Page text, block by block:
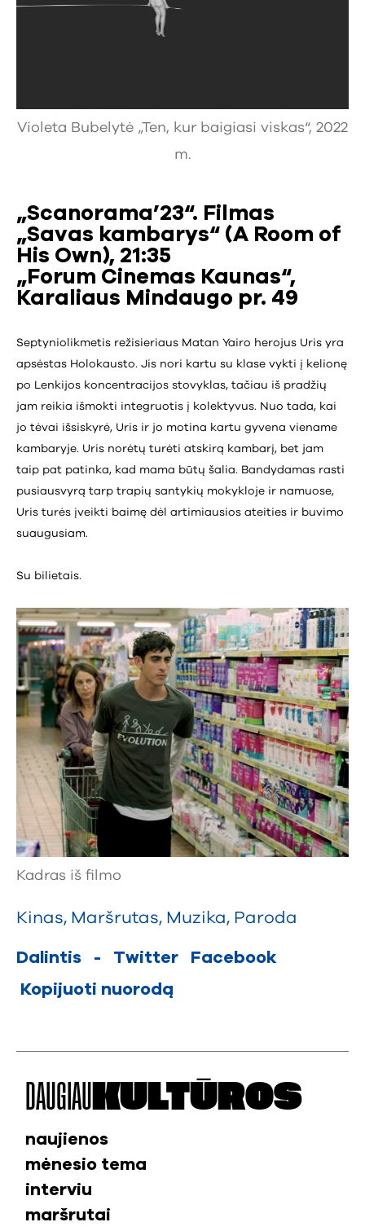
Violeta Bubelytė „Ten, kur baigiasi viskas“, 2022
m.
„Scanorama’23“. Filmas
„Savas kambarys“ (A Room of
His Own), 21:35
„Forum Cinemas Kaunas“,
Karaliaus Mindaugo pr. 49
Septyniolikmetis režisieriaus Matan Yairo herojus Uris yra
apsėstas Holokausto. Jis nori kartu su klase vykti į kelionę
po Lenkijos koncentracijos stovyklas, tačiau iš pradžių
jam reikia išmokti integruotis į kolektyvus. Nuo tada, kai
jo tėvai išsiskyrė, Uris ir jo motina kartu gyvena viename
kambaryje. Uris norėtų turėti atskirą kambarį, bet jam
taip pat patinka, kad mama būtų šalia. Bandydamas rasti
pusiausvyrą tarp trapių santykių mokykloje ir namuose,
Uris turės įveikti baimę dėl artimiausios ateities ir buvimo
suaugusiam.
Su bilietais.
Kadras iš filmo
Kinas, Maršrutas, Muzika, Paroda
Dalintis - Twitter
Facebook
Kopijuoti nuorodą
DAUGIAU KULTŪROS
naujienos
mėnesio tema
interviu
maršrutai